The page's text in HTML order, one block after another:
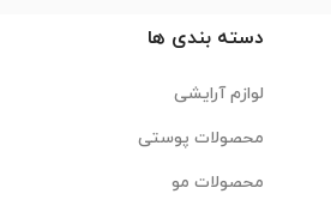
دسته بندی ها
لوازم آرایشی
محصولات پوستی
محصولات مو